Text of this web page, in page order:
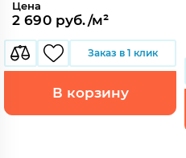
Цена
2 690 руб./м²
Заказ в 1 клик
В корзину